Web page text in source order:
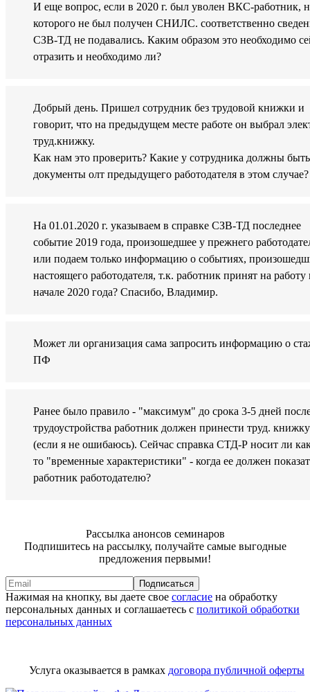
И еще вопрос, если в 2020 г. был уволен ВКС-работник,
которого не был получен СНИЛС. соответственно
СЗВ-ТД не подавались. Каким образом это необходимо
отразить и необходимо ли?
Добрый день. Пришел сотрудник без трудовой книжки и
говорит, что на предыдущем месте работе он выбрал
труд.книжку.
Как нам это проверить? Какие у сотрудника должны быть
документы олт предыдущего работодателя в этом случае?
На 01.01.2020 г. указываем в справке СЗВ-ТД последнее
событие 2019 года, произошедшее у прежнего
или подаем только информацию о событиях,
настоящего работодателя, т.к. работник принят на работу
начале 2020 года? Спасибо, Владимир.
Может ли организация сама запросить информацию о
ПФ
Ранее было правило - "максимум" до срока 3-5 дней
трудоустройства работник должен принести труд. книжку
(если я не ошибаюсь). Сейчас справка СТД-Р носит ли
то "временные характеристики" - когда ее должен
работник работодателю?
Рассылка анонсов семинаров
Подпишитесь на рассылку, получайте самые выгодные
предложения первыми!
Подписаться
Нажимая на кнопку, вы даете свое согласие на обработку
персональных данных и соглашаетесь с политикой обработки
персональных данных
Услуга оказывается в рамках договора публичной оферты